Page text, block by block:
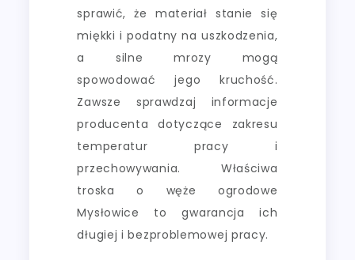
sprawić, że materiał stanie się
miękki i podatny na uszkodzenia,
a silne mrozy mogą
spowodować jego kruchość.
Zawsze sprawdzaj informacje
producenta dotyczące zakresu
temperatur pracy i
przechowywania. Właściwa
troska o węże ogrodowe
Mysłowice to gwarancja ich
długiej i bezproblemowej pracy.